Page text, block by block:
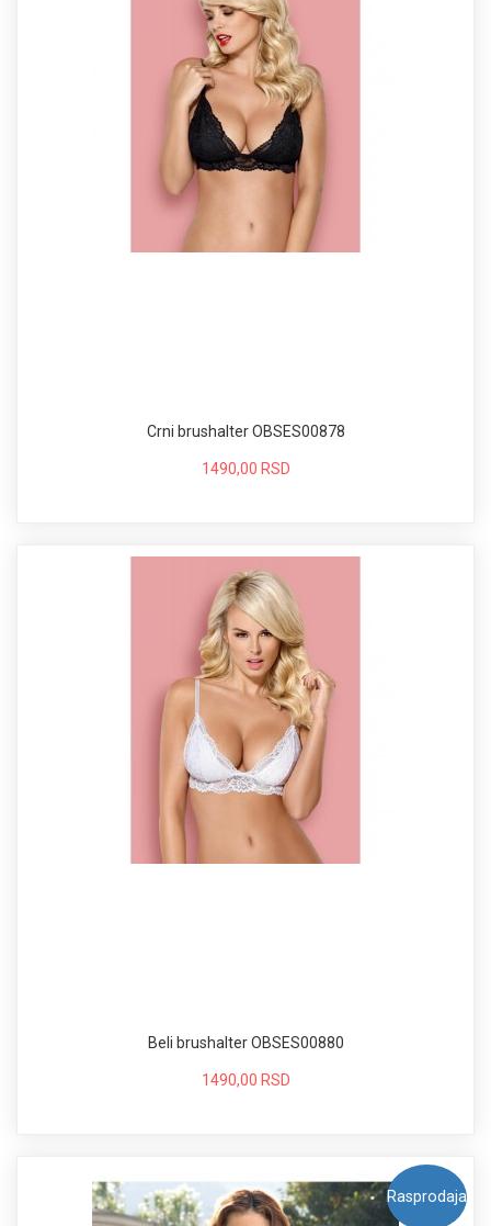
Crni brushalter OBSES00878
1490,00 RSD
Beli brushalter OBSES00880
1490,00 RSD
Rasprodaja